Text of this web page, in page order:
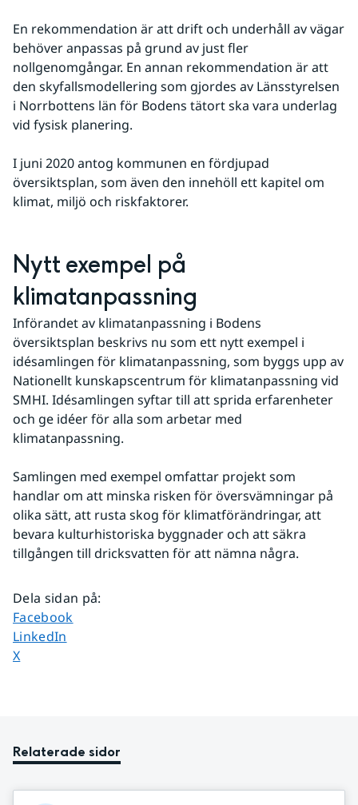
En rekommendation är att drift och underhåll av vägar
behöver anpassas på grund av just fler
nollgenomgångar. En annan rekommendation är att
den skyfallsmodellering som gjordes av Länsstyrelsen
i Norrbottens län för Bodens tätort ska vara underlag
vid fysisk planering.
I juni 2020 antog kommunen en fördjupad
översiktsplan, som även den innehöll ett kapitel om
klimat, miljö och riskfaktorer.
Nytt exempel på
klimatanpassning
Införandet av klimatanpassning i Bodens
översiktsplan beskrivs nu som ett nytt exempel i
idésamlingen för klimatanpassning, som byggs upp av
Nationellt kunskapscentrum för klimatanpassning vid
SMHI. Idésamlingen syftar till att sprida erfarenheter
och ge idéer för alla som arbetar med
klimatanpassning.
Samlingen med exempel omfattar projekt som
handlar om att minska risken för översvämningar på
olika sätt, att rusta skog för klimatförändringar, att
bevara kulturhistoriska byggnader och att säkra
tillgången till dricksvatten för att nämna några.
Dela sidan på:
Dela sidan på
Facebook
Dela sidan på
LinkedIn
Dela sidan på
X
Relaterade sidor